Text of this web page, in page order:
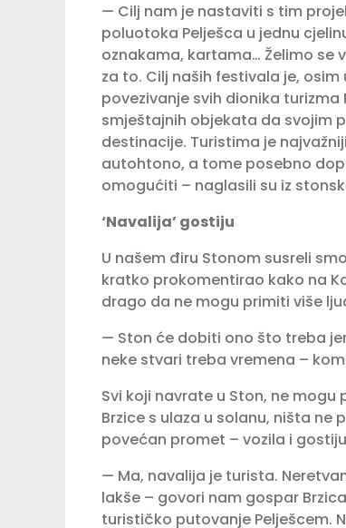
— Cilj nam je nastaviti s tim
poluo­toka Pelješca u jednu
oznakama, kartama… Želimo se
za to. Cilj naših festivala je,
povezivanje svih dionika
smje­štajnih objekata da svojim
destinacije. Turistima je
autohtono, a tome posebno
omogućiti – naglasili su iz
‘Navalija’ gostiju
U našem điru Stonom susreli
kratko proko­mentirao kako na
drago da ne mogu primiti više
— Ston će dobiti ono što treba
neke stvari treba vre­mena –
Svi koji navrate u Ston, ne
Brzice s ulaza u solanu, ništa
povećan promet – vozila i
— Ma, navalija je turista.
lakše – govori nam gospar
turističko putovanje Pelješcem.